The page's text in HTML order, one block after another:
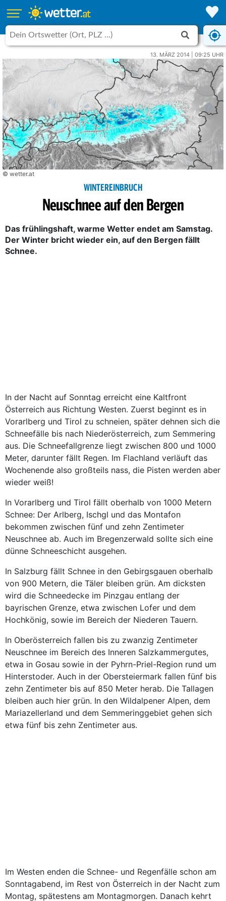
13. MÄRZ 2014 | 09:25 UHR
© wetter.at
WINTEREINBRUCH
Neuschnee auf den Bergen
Das frühlingshaft, warme Wetter endet am Samstag.
Der Winter bricht wieder ein, auf den Bergen fällt
Schnee.
In der Nacht auf Sonntag erreicht eine Kaltfront
Österreich aus Richtung Westen. Zuerst beginnt es in
Vorarlberg und Tirol zu schneien, später dehnen sich die
Schneefälle bis nach Niederösterreich, zum Semmering
aus. Die Schneefallgrenze liegt zwischen 800 und 1000
Meter, darunter fällt Regen. Im Flachland verläuft das
Wochenende also großteils nass, die Pisten werden aber
wieder weiß!
In Vorarlberg und Tirol fällt oberhalb von 1000 Metern
Schnee: Der Arlberg, Ischgl und das Montafon
bekommen zwischen fünf und zehn Zentimeter
Neuschnee ab. Auch im Bregenzerwald sollte sich eine
dünne Schneeschicht ausgehen.
In Salzburg fällt Schnee in den Gebirgsgauen oberhalb
von 900 Metern, die Täler bleiben grün. Am dicksten
wird die Schneedecke im Pinzgau entlang der
bayrischen Grenze, etwa zwischen Lofer und dem
Hochkönig, sowie im Bereich der Niederen Tauern.
In Oberösterreich fallen bis zu zwanzig Zentimeter
Neuschnee im Bereich des Inneren Salzkammergutes,
etwa in Gosau sowie in der Pyhrn-Priel-Region rund um
Hinterstoder. Auch in der Obersteiermark fallen fünf bis
zehn Zentimeter bis auf 850 Meter herab. Die Tallagen
bleiben auch hier grün. In den Wildalpener Alpen, dem
Mariazellerland und dem Semmeringgebiet gehen sich
etwa fünf bis zehn Zentimeter aus.
Im Westen enden die Schnee- und Regenfälle schon am
Sonntagabend, im Rest von Österreich in der Nacht zum
Montag, spätestens am Montagmorgen. Danach kehrt